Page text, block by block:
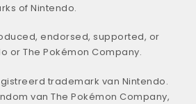
of Nintendo.
endorsed, supported, or
or The Pokémon Company.
trademark van Nintendo.
van The Pokémon Company,